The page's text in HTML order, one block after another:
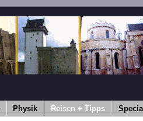
Physik Reisen + Tipps